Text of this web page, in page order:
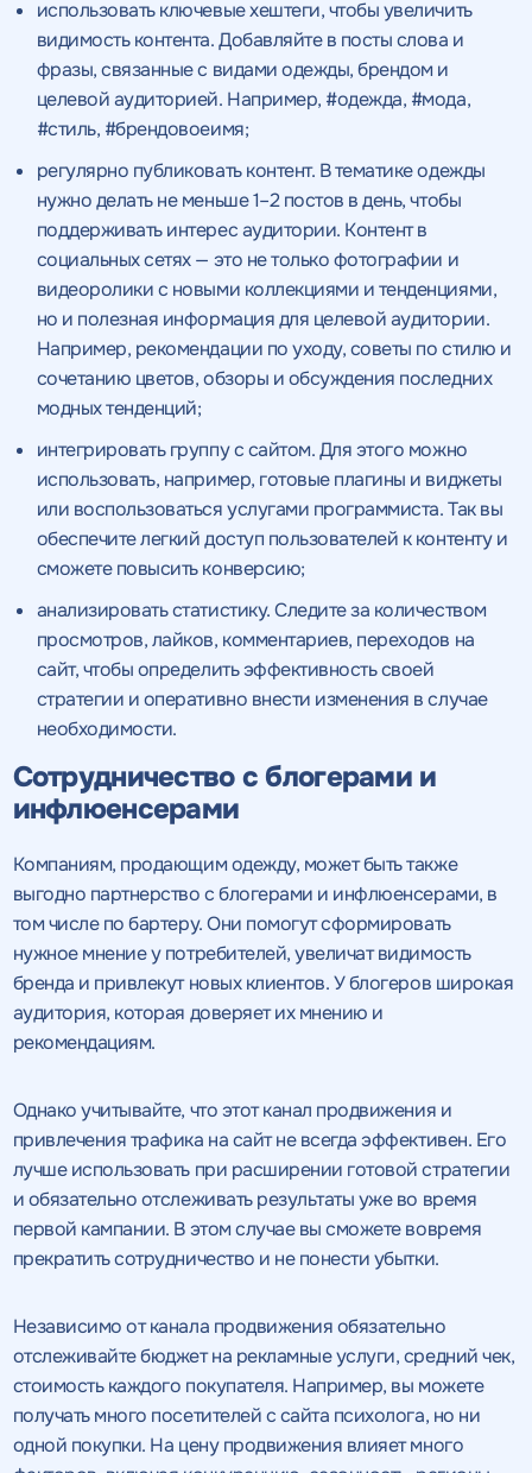
использовать ключевые хештеги, чтобы увеличить
видимость контента. Добавляйте в посты слова и
фразы, связанные с видами одежды, брендом и
целевой аудиторией. Например, #одежда, #мода,
#стиль, #брендовоеимя;
регулярно публиковать контент. В тематике одежды
нужно делать не меньше 1–2 постов в день, чтобы
поддерживать интерес аудитории. Контент в
социальных сетях — это не только фотографии и
видеоролики с новыми коллекциями и тенденциями,
но и полезная информация для целевой аудитории.
Например, рекомендации по уходу, советы по стилю и
сочетанию цветов, обзоры и обсуждения последних
модных тенденций;
интегрировать группу с сайтом. Для этого можно
использовать, например, готовые плагины и виджеты
или воспользоваться услугами программиста. Так вы
обеспечите легкий доступ пользователей к контенту и
сможете повысить конверсию;
анализировать статистику. Следите за количеством
просмотров, лайков, комментариев, переходов на
сайт, чтобы определить эффективность своей
стратегии и оперативно внести изменения в случае
необходимости.
Сотрудничество с блогерами и
инфлюенсерами
Компаниям, продающим одежду, может быть также
выгодно партнерство с блогерами и инфлюенсерами, в
том числе по бартеру. Они помогут сформировать
нужное мнение у потребителей, увеличат видимость
бренда и привлекут новых клиентов. У блогеров широкая
аудитория, которая доверяет их мнению и
рекомендациям.
Однако учитывайте, что этот канал продвижения и
привлечения трафика на сайт не всегда эффективен. Его
лучше использовать при расширении готовой стратегии
и обязательно отслеживать результаты уже во время
первой кампании. В этом случае вы сможете вовремя
прекратить сотрудничество и не понести убытки.
Независимо от канала продвижения обязательно
отслеживайте бюджет на рекламные услуги, средний чек,
стоимость каждого покупателя. Например, вы можете
получать много посетителей с сайта психолога, но ни
одной покупки. На цену продвижения влияет много